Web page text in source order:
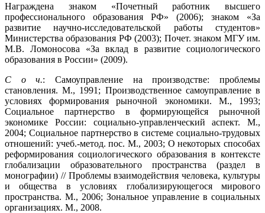
Награждена знаком «Почетный работник высшего
профессионального образования РФ» (2006); знаком «За
развитие научно-исследовательской работы студентов»
Министерства образования РФ (2003); Почет. знаком МГУ им.
М.В. Ломоносова «За вклад в развитие социологического
образования в России» (2009).
С о ч.: Самоуправление на производстве: проблемы
становления. М., 1991; Производственное самоуправление в
условиях формирования рыночной экономики. М., 1993;
Социальное партнерство в формирующейся рыночной
экономике России: социально-управленческий аспект. М.,
2004; Социальное партнерство в системе социально-трудовых
отношений: учеб.-метод. пос. М., 2003; О некоторых способах
реформирования социологического образования в контексте
глобализации образовательного пространства (раздел в
монографии) // Проблемы взаимодействия человека, культуры
и общества в условиях глобализирующегося мирового
пространства. М., 2006; Зональное управление в социальных
организациях. М., 2008.